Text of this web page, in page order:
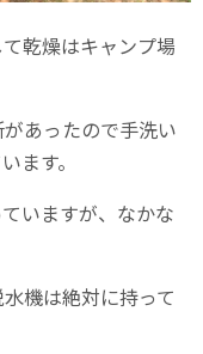
乾燥はキャンプ場
あったので手洗い
ます。
いますが、なかな
機は絶対に持って